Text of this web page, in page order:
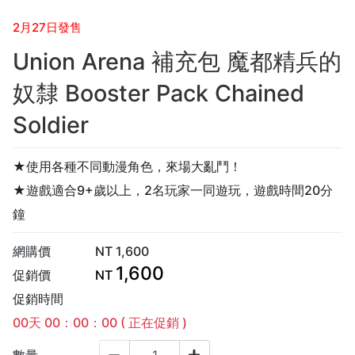
2月27日發售
Union Arena 補充包 魔都精兵的
奴隸 Booster Pack Chained
Soldier
★使用各種不同動漫角色，來場大亂鬥！
★遊戲適合9+歲以上，2名玩家一同遊玩，遊戲時間20分
鐘
網購價 NT 1,600
促銷價
NT 1,600
促銷時間
00天 00 ： 00 ： 00 ( 正在促銷 )